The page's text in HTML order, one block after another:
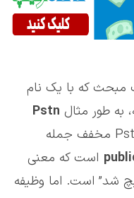
مبحث که با یک نام
به طور مثال Pstn
است که معنی
شد” است. اما وظیفه